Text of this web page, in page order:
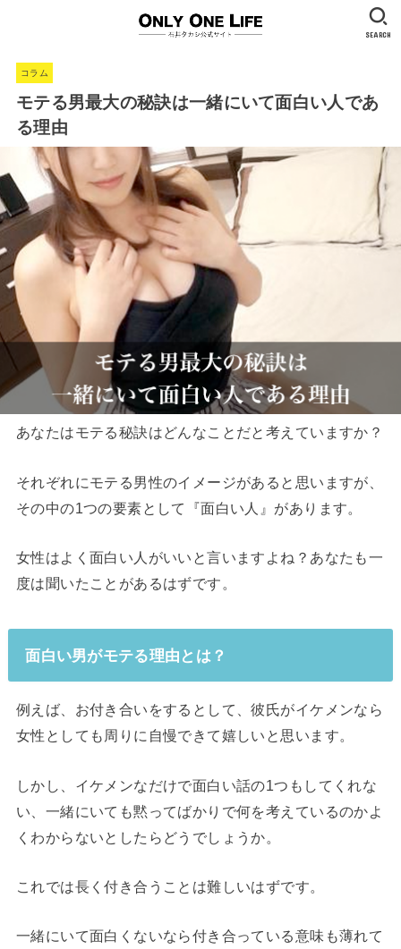
SEARCH
コラム
モテる男最大の秘訣は一緒にいて面白い人であ
る理由
あなたはモテる秘訣はどんなことだと考えていますか？
それぞれにモテる男性のイメージがあると思いますが、
その中の1つの要素として『面白い人』があります。
女性はよく面白い人がいいと言いますよね？あなたも一
度は聞いたことがあるはずです。
面白い男がモテる理由とは？
例えば、お付き合いをするとして、彼氏がイケメンなら
女性としても周りに自慢できて嬉しいと思います。
しかし、イケメンなだけで面白い話の1つもしてくれな
い、一緒にいても黙ってばかりで何を考えているのかよ
くわからないとしたらどうでしょうか。
これでは長く付き合うことは難しいはずです。
一緒にいて面白くないなら付き合っている意味も薄れて